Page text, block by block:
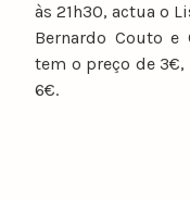
às 21h30, actua o
Bernardo Couto
tem o preço de
6€.